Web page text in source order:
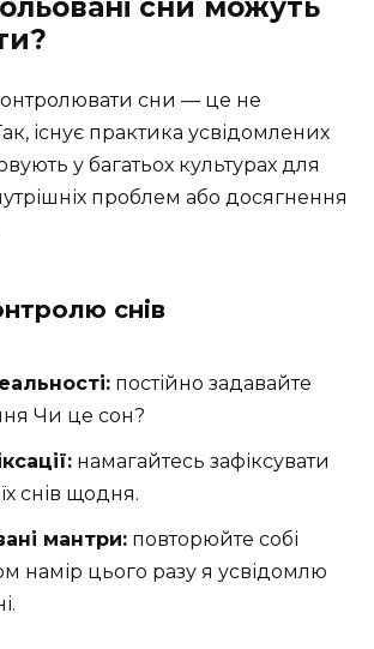
сни — це не
існує практика усвідомлених
у багатьох культурах для
проблем або досягнення
снів
постійно задавайте
Чи це сон?
намагайтесь зафіксувати
снів щодня.
мантри: повторюйте собі
намір цього разу я усвідомлю